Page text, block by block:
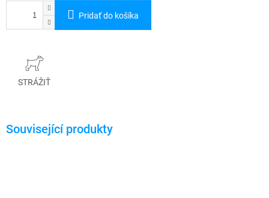
Pridať do košíka
STRÁŽIŤ